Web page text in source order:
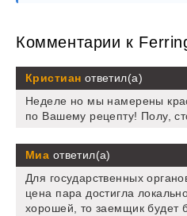
Комментарии к
Кристиан ответил(а)
Неделе но мы намерены
по Вашему рецепту! Полу,
Миа ответил(а)
Для государственных
цена пара достигла
хорошей, то заемщик будет